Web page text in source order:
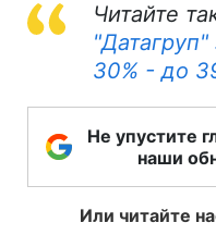
Читайте
"Датагруп"
30% - до
Не упустите
наши
Или читайте